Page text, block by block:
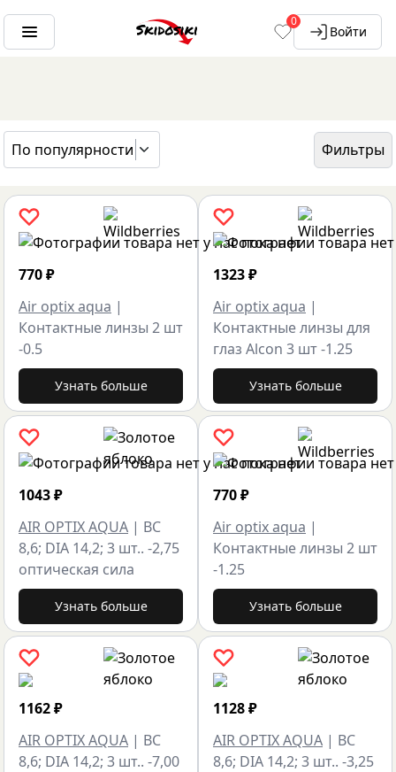
0
Войти
По популярности
Фильтры
ГЛАВНАЯ
БРЕНДЫ AIR OPTIX AQUA
770₽
Air optix aqua |
Контактные линзы 2 шт
-0.5
Узнать больше
1043₽
AIR OPTIX AQUA | BC
8,6; DIA 14,2; 3 шт.. -2,75
оптическая сила
Узнать больше
1162₽
AIR OPTIX AQUA | BC
8,6; DIA 14,2; 3 шт.. -7,00
1323₽
Air optix aqua |
Контактные линзы для
глаз Alcon 3 шт -1.25
Узнать больше
770₽
Air optix aqua |
Контактные линзы 2 шт
-1.25
Узнать больше
1128₽
AIR OPTIX AQUA | BC
8,6; DIA 14,2; 3 шт.. -3,25